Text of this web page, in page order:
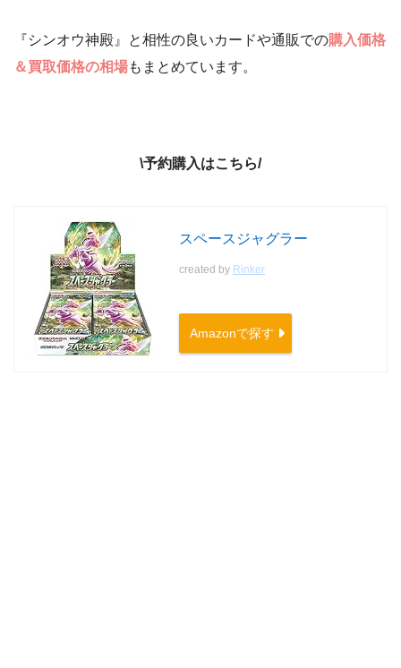
『シンオウ神殿』と相性の良いカードや通販での購入価格
＆買取価格の相場もまとめています。
\予約購入はこちら/
スペースジャグラー
created by Rinker
Amazonで探す